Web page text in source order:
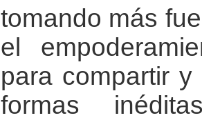
tomando más
el
para compartir
formas